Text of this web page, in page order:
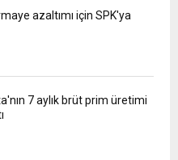
azaltımı için SPK'ya
7 aylık brüt prim üretimi